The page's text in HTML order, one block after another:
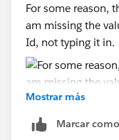
For some reason,
am missing the
Id, not typing it in.
Mostrar más
Marcar